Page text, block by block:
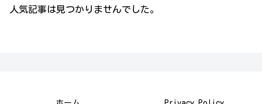
人気記事は見つかりませんでした。